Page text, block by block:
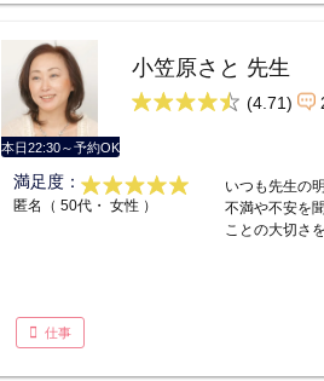
本日22:30～予約OK
小笠原さと 先生
(4.71)
満足度：
匿名（ 50代・ 女性 ）
いつも先生の
不満や不安を
ことの大切さ
仕事